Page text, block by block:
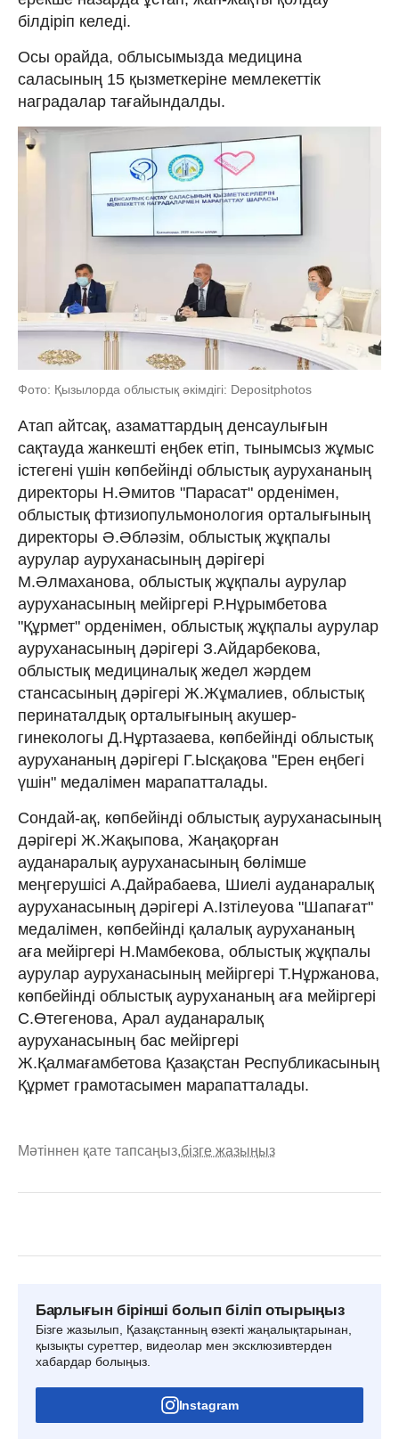
білдіріп келеді.
Осы орайда, облысымызда медицина
саласының 15 қызметкеріне мемлекеттік
наградалар тағайындалды.
Фото: Қызылорда облыстық әкімдігі: Depositphotos
Атап айтсақ, азаматтардың денсаулығын
сақтауда жанкешті еңбек етіп, тынымсыз жұмыс
істегені үшін көпбейінді облыстық аурухананың
директоры Н.Әмитов "Парасат" орденімен,
облыстық фтизиопульмонология орталығының
директоры Ә.Әбләзім, облыстық жұқпалы
аурулар ауруханасының дәрігері
М.Әлмаханова, облыстық жұқпалы аурулар
ауруханасының мейіргері Р.Нұрымбетова
"Құрмет" орденімен, облыстық жұқпалы аурулар
ауруханасының дәрігері З.Айдарбекова,
облыстық медициналық жедел жәрдем
стансасының дәрігері Ж.Жұмалиев, облыстық
перинаталдық орталығының акушер-
гинекологы Д.Нұртазаева, көпбейінді облыстық
аурухананың дәрігері Г.Ысқақова "Ерен еңбегі
үшін" медалімен марапатталады.
Сондай-ақ, көпбейінді облыстық ауруханасының
дәрігері Ж.Жақыпова, Жаңақорған
ауданаралық ауруханасының бөлімше
меңгерушісі А.Дайрабаева, Шиелі ауданаралық
ауруханасының дәрігері А.Ізтілеуова "Шапағат"
медалімен, көпбейінді қалалық аурухананың
аға мейіргері Н.Мамбекова, облыстық жұқпалы
аурулар ауруханасының мейіргері Т.Нұржанова,
көпбейінді облыстық аурухананың аға мейіргері
С.Өтегенова, Арал ауданаралық
ауруханасының бас мейіргері
Ж.Қалмағамбетова Қазақстан Республикасының
Құрмет грамотасымен марапатталады.
Мәтіннен қате тапсаңыз,бізге жазыңыз
Барлығын бірінші болып біліп отырыңыз
Бізге жазылып, Қазақстанның өзекті жаңалықтарынан,
қызықты суреттер, видеолар мен эксклюзивтерден
хабардар болыңыз.
Instagram